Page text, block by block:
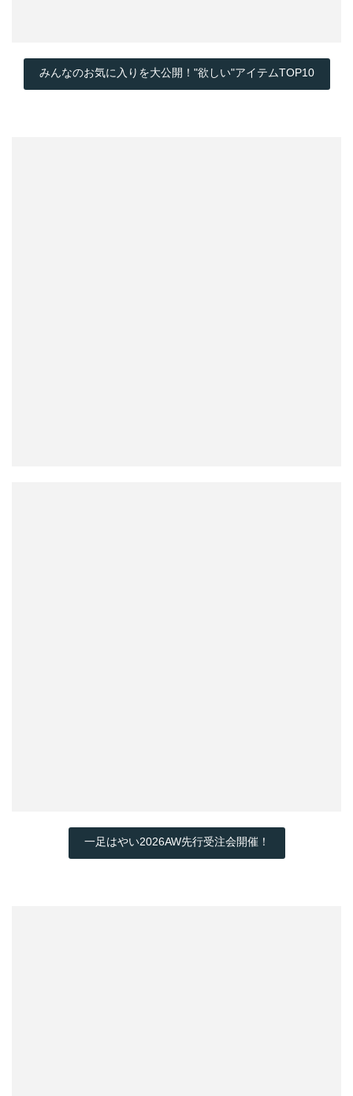
みんなのお気に入りを大公開！"欲しい"アイテムTOP10
一足はやい2026AW先行受注会開催！